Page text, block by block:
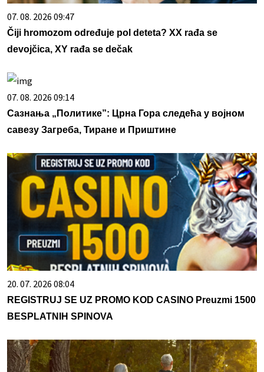
07. 08. 2026 09:47
Čiji hromozom određuje pol deteta? XX rađa se
devojčica, XY rađa se dečak
07. 08. 2026 09:14
Сазнања „Политике”: Црна Гора следећа у војном
савезу Загреба, Тиране и Приштине
20. 07. 2026 08:04
REGISTRUJ SE UZ PROMO KOD CASINO Preuzmi 1500
BESPLATNIH SPINOVA